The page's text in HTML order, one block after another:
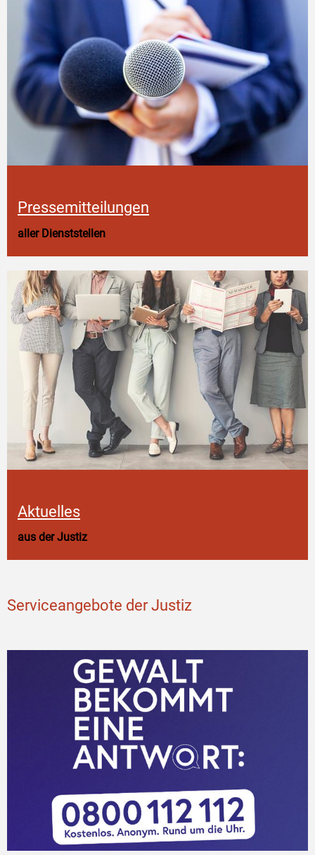
Pressemitteilungen
aller Dienststellen
Aktuelles
aus der Justiz
Serviceangebote der Justiz